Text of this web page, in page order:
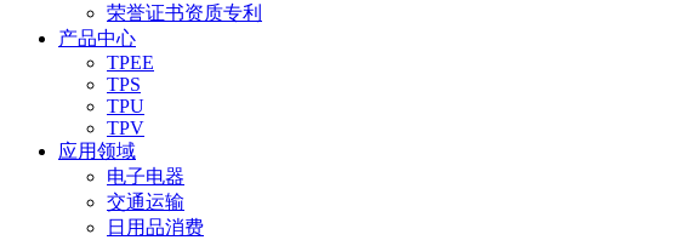
荣誉证书资质专利
产品中心
TPEE
TPS
TPU
TPV
应用领域
电子电器
交通运输
日用品消费